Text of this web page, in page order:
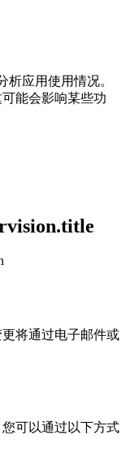
析应用使用情况。
能会影响某些功
将通过电子邮件或
可以通过以下方式